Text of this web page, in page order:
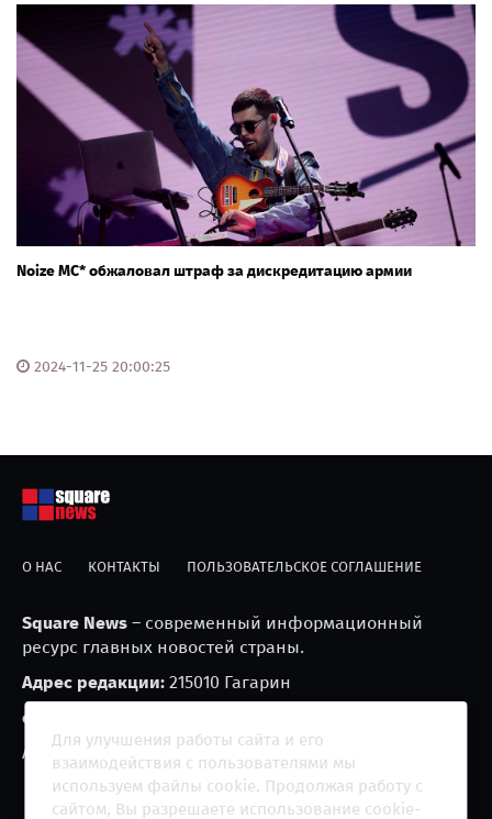
Noize MC* обжаловал штраф за дискредитацию армии
2024-11-25 20:00:25
О НАС КОНТАКТЫ ПОЛЬЗОВАТЕЛЬСКОЕ СОГЛАШЕНИЕ
Square News – современный информационный
ресурс главных новостей страны.
Адрес редакции: 215010 Гагарин
e-mail:
Агрегатор новостей «Square news» (18+)
Для улучшения работы сайта и его
взаимодействия с пользователями мы
используем файлы cookie. Продолжая работу с
сайтом, Вы разрешаете использование cookie-